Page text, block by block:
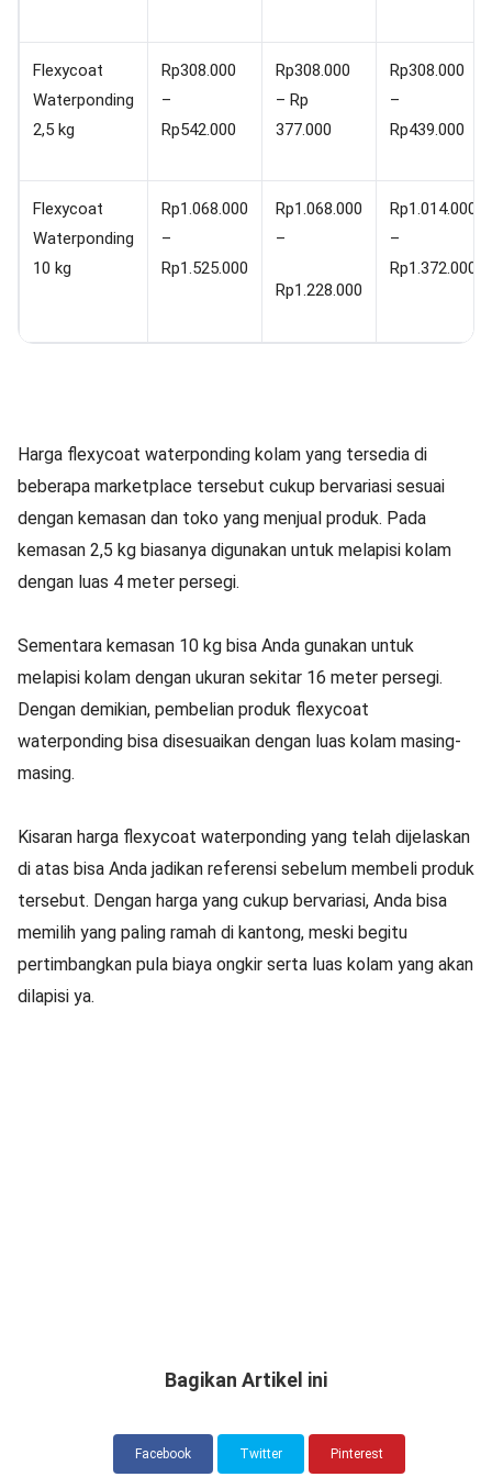
Flexycoat
Waterponding
2,5 kg
Rp308.000
–
Rp542.000
Rp308.000
– Rp
377.000
Rp308.000
–
Rp439.000
Flexycoat
Waterponding
10 kg
Rp1.068.000
–
Rp1.525.000
Rp1.068.000
–
Rp1.228.000
Rp1.014.000
–
Rp1.372.000
Harga flexycoat waterponding kolam yang tersedia di
beberapa marketplace tersebut cukup bervariasi sesuai
dengan kemasan dan toko yang menjual produk. Pada
kemasan 2,5 kg biasanya digunakan untuk melapisi kolam
dengan luas 4 meter persegi.
Sementara kemasan 10 kg bisa Anda gunakan untuk
melapisi kolam dengan ukuran sekitar 16 meter persegi.
Dengan demikian, pembelian produk flexycoat
waterponding bisa disesuaikan dengan luas kolam masing-
masing.
Kisaran harga flexycoat waterponding yang telah dijelaskan
di atas bisa Anda jadikan referensi sebelum membeli produk
tersebut. Dengan harga yang cukup bervariasi, Anda bisa
memilih yang paling ramah di kantong, meski begitu
pertimbangkan pula biaya ongkir serta luas kolam yang akan
dilapisi ya.
Bagikan Artikel ini
Facebook Twitter Pinterest